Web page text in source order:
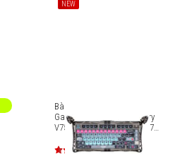
NEW
Bàn phím cơ Magnetic HE
Gaming Gravastar Mercury
V75 Pro - Cyberpunk [GS-V75